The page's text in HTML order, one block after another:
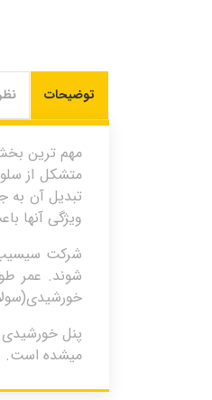
توضیحات
مهم ترین
متشکل از
تبدیل آن به
ویژگی آنها
شوند. عمر
میشده است.